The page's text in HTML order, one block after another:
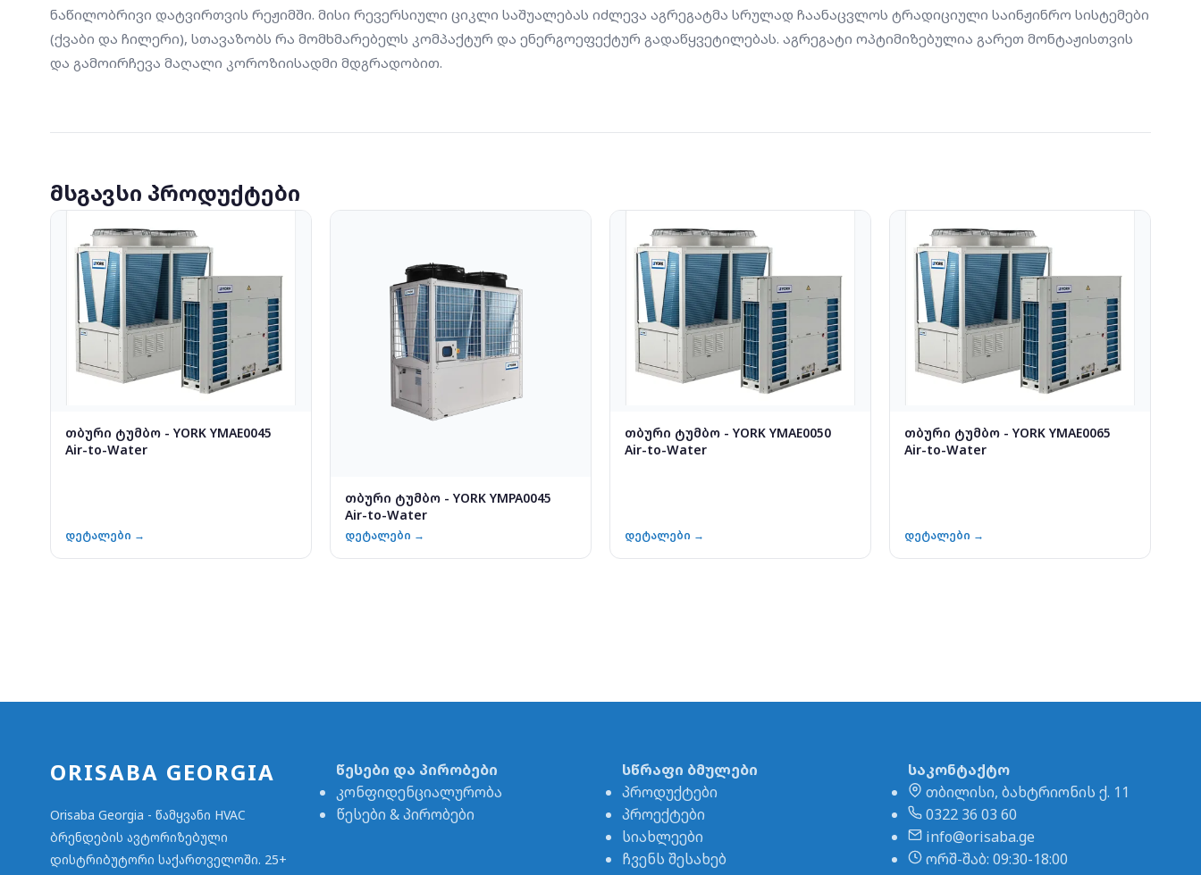
ნაწილობრივი დატვირთვის რეჟიმში. მისი რევერსიული ციკლი საშუალებას იძლევა აგრეგატმა სრულად ჩაანაცვლოს ტრადიციული საინჟინრო სისტემები
(ქვაბი და ჩილერი), სთავაზობს რა მომხმარებელს კომპაქტურ და ენერგოეფექტურ გადაწყვეტილებას. აგრეგატი ოპტიმიზებულია გარეთ მონტაჟისთვის
და გამოირჩევა მაღალი კოროზიისადმი მდგრადობით.
მსგავსი პროდუქტები
თბური ტუმბო - YORK YMAE0045
Air-to-Water
დეტალები →
თბური ტუმბო - YORK YMPA0045
Air-to-Water
დეტალები →
თბური ტუმბო - YORK YMAE0050
Air-to-Water
დეტალები →
თბური ტუმბო - YORK YMAE0065
Air-to-Water
დეტალები →
ORISABA GEORGIA
Orisaba Georgia - წამყვანი HVAC
ბრენდების ავტორიზებული
დისტრიბუტორი საქართველოში. 25+
წესები და პირობები
კონფიდენციალურობა
წესები & პირობები
სწრაფი ბმულები
პროდუქტები
პროექტები
სიახლეები
ჩვენს შესახებ
საკონტაქტო
თბილისი, ბახტრიონის ქ. 11
0322 36 03 60
info@orisaba.ge
ორშ-შაბ: 09:30-18:00